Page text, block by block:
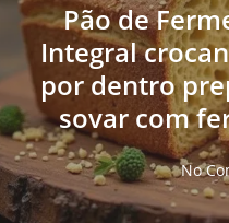
Pão de
Integral
por dentro
sovar com
No